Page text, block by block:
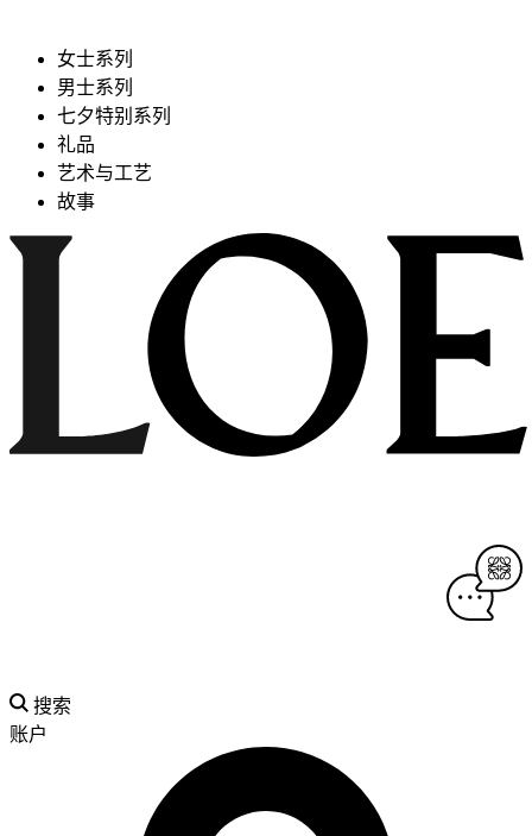
女士系列
男士系列
七夕特别系列
礼品
艺术与工艺
故事
搜索
账户